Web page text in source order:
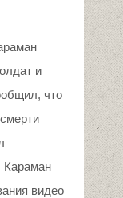
и
что
Караман
видео